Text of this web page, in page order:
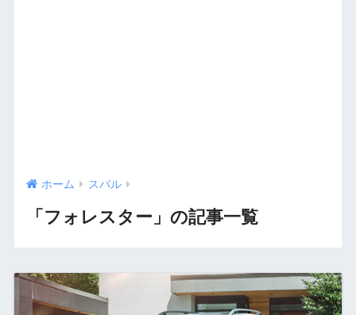
ホーム スバル
「フォレスター」の記事一覧